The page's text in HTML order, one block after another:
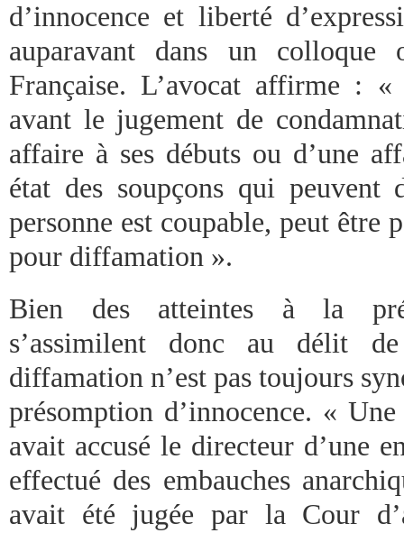
d’innocence et liberté
auparavant dans un colloque
Française. L’avocat affirme :
avant le jugement de
affaire à ses débuts ou d’une
état des soupçons qui peuvent
personne est coupable, peut être
pour diffamation ».
Bien des atteintes à la
s’assimilent donc au délit
diffamation n’est pas toujours
présomption d’innocence. «
avait accusé le directeur d’une
effectué des embauches
avait été jugée par la Cour